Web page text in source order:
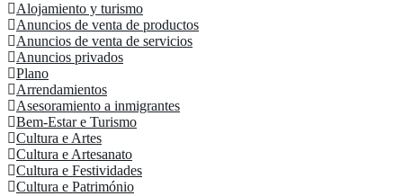
Alojamiento y turismo
Anuncios de venta de productos
Anuncios de venta de servicios
Anuncios privados
Plano
Arrendamientos
Asesoramiento a inmigrantes
Bem-Estar e Turismo
Cultura e Artes
Cultura e Artesanato
Cultura e Festividades
Cultura e Património